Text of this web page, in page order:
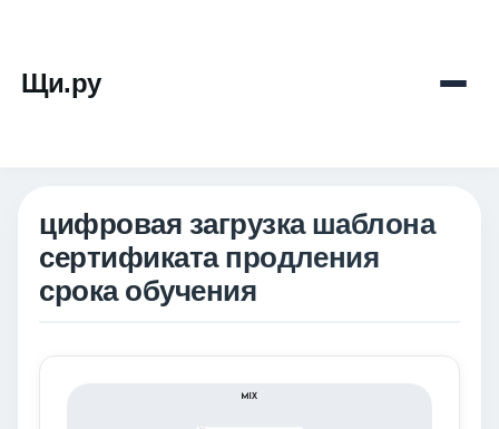
Щи.ру
цифровая загрузка шаблона
сертификата продления
срока обучения